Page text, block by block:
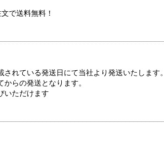
で送料無料！
れている発送日にて当社より発送いたします。
らの発送となります。
いただけます